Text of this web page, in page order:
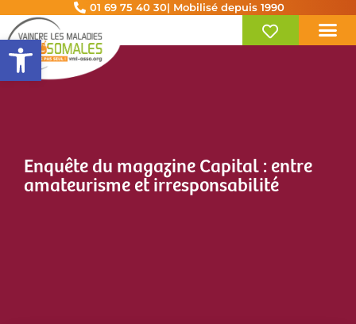
Ouvrir la barre d’outils
01 69 75 40 30| Mobilisé depuis 1990
Enquête du magazine Capital : entre
amateurisme et irresponsabilité